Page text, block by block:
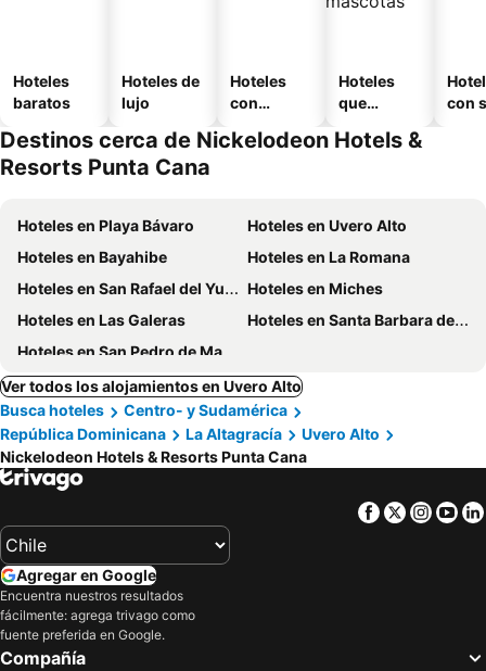
Hoteles
baratos
Hoteles de
lujo
Hoteles
con
Hoteles
que
mascotas
con
Destinos cerca de Nickelodeon Hotels &
Resorts Punta Cana
Hoteles en Playa Bávaro
Hoteles en Uvero Alto
Hoteles en Bayahibe
Hoteles en La Romana
Hoteles en San Rafael del Yuma
Hoteles en Miches
Hoteles en Las Galeras
Hoteles en Santa Barbara de Samana
Hoteles en San Pedro de Macoris
Ver todos los alojamientos en Uvero Alto
Busca hoteles
Centro- y Sudamérica
República Dominicana
La Altagracía
Uvero Alto
Nickelodeon Hotels & Resorts Punta Cana
Facebook
Twitter
Agregar en Google
Encuentra nuestros resultados
fácilmente: agrega trivago como
fuente preferida en Google.
Compañía